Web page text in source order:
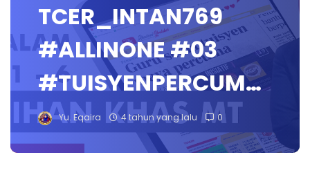
TCER_INTAN769
#ALLINONE #03
#TUISYENPERCUM…
Yu. Eqaira 4 tahun yang lalu 0